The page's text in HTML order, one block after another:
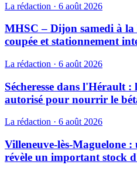
La rédaction · 6 août 2026
MHSC – Dijon samedi à
coupée et stationnement
La rédaction · 6 août 2026
Sécheresse dans l'Hérault
autorisé pour nourrir le
La rédaction · 6 août 2026
Villeneuve-lès-Maguelone :
révèle un important stock